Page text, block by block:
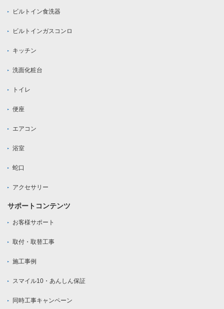
ビルトイン食洗器
ビルトインガスコンロ
キッチン
洗面化粧台
トイレ
便座
エアコン
浴室
蛇口
アクセサリー
サポートコンテンツ
お客様サポート
取付・取替工事
施工事例
スマイル10・あんしん保証
同時工事キャンペーン